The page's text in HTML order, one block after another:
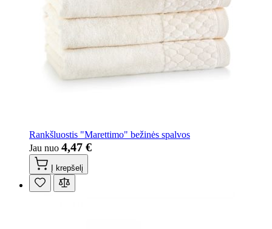
Rankšluostis "Marettimo" bežinės spalvos
Jau nuo 4,47 €
Į krepšelį